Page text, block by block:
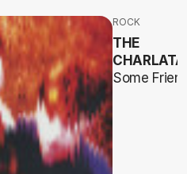
ROCK
THE
Some